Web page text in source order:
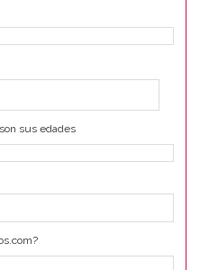
sus edades